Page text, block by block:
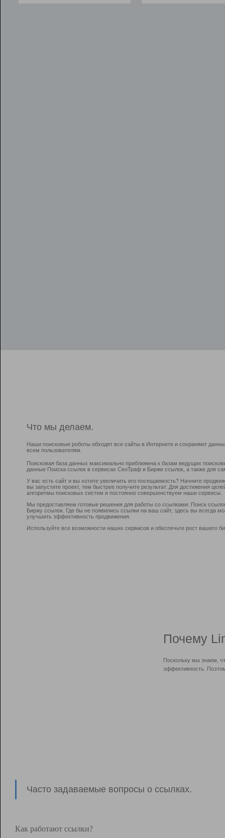
Что мы делаем.
Наши поисковые роботы обходят все сайты в Интернете и сохраняют
всем пользователям.
Поисковая база данных максимально приближена к базам ведущих
данные Поиска ссылок в сервисах СеоТраф и Бирже ссылок, а также для
У вас есть сайт и вы хотите увеличить его посещаемость? Начните
вы запустите проект, тем быстрее получите результат. Для достижения
алгоритмы поисковых систем и постоянно совершенствуем наши сервисы.
Мы предоставляем готовые решения для работы со ссылками: Поиск
Биржу ссылок. Где бы не появились ссылки на ваш сайт, здесь вы всегда
улучшить эффективность продвижения.
Используйте все возможности наших сервисов и обеспечьте рост вашего
Почему
Поскольку мы знаем,
эффективность.
Часто задаваемые вопросы о ссылках.
Как работают ссылки?